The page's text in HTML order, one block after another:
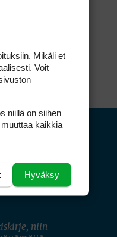
niin
Mikäli et
Voit
niillä on siihen
kaikkia
Hyväksy